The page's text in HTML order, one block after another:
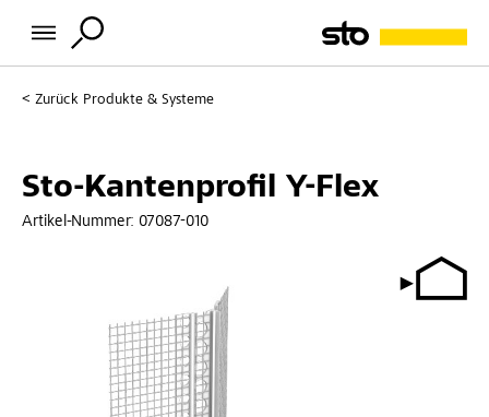
Zurück Produkte & Systeme
Sto-Kantenprofil Y-Flex
Artikel-Nummer: 07087-010